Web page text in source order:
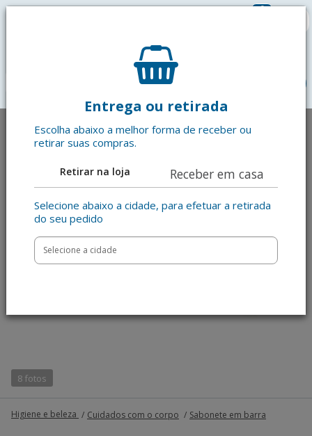
0
Entrega ou retirada
Escolha abaixo a melhor forma de receber ou
retirar suas compras.
Retirar na loja Receber em casa
Selecione abaixo a cidade, para efetuar a retirada
do seu pedido
Anterior
8 fotos
Higiene e beleza Cuidados com o corpo Sabonete em barra